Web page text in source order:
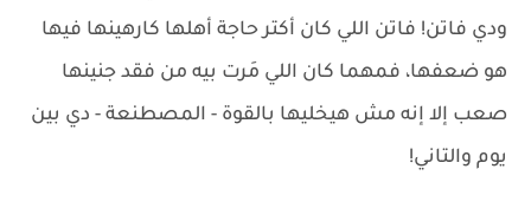
ودي فاتن! فاتن اللي كان أكتر حاجة أهلها كارهينها فيها
هو ضعفها، فمهما كان اللي مَرت بيه من فقد جنينها
صعب إلا إنه مش هيخليها بالقوة - المصطنعة - دي بين
يوم والتاني!